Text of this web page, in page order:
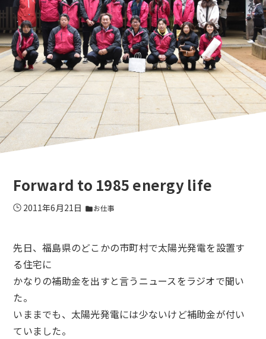
Forward to 1985 energy life
2011年6月21日 folderお仕事
先日、福島県のどこかの市町村で太陽光発電を設置す
る住宅に
かなりの補助金を出すと言うニュースをラジオで聞い
た。
いままでも、太陽光発電には少ないけど補助金が付い
ていました。